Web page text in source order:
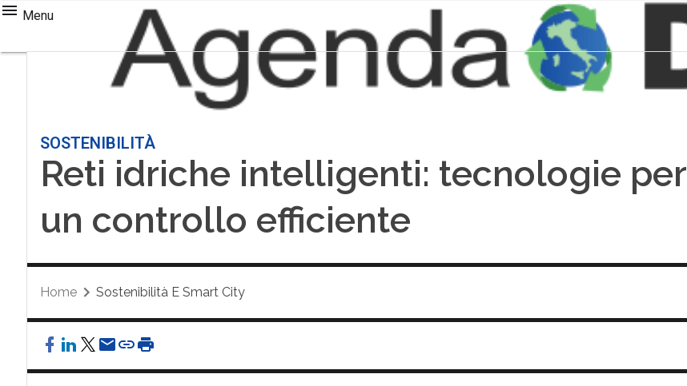
Menu
SOSTENIBILITÀ
Reti idriche intelligenti: tecnologie per
un controllo efficiente
Home Sostenibilità E Smart City